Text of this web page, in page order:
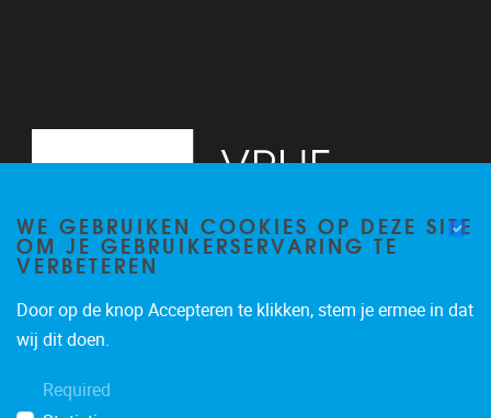
WE GEBRUIKEN COOKIES OP DEZE SITE
OM JE GEBRUIKERSERVARING TE
VERBETEREN
Door op de knop Accepteren te klikken, stem je ermee in dat
wij dit doen.
Required